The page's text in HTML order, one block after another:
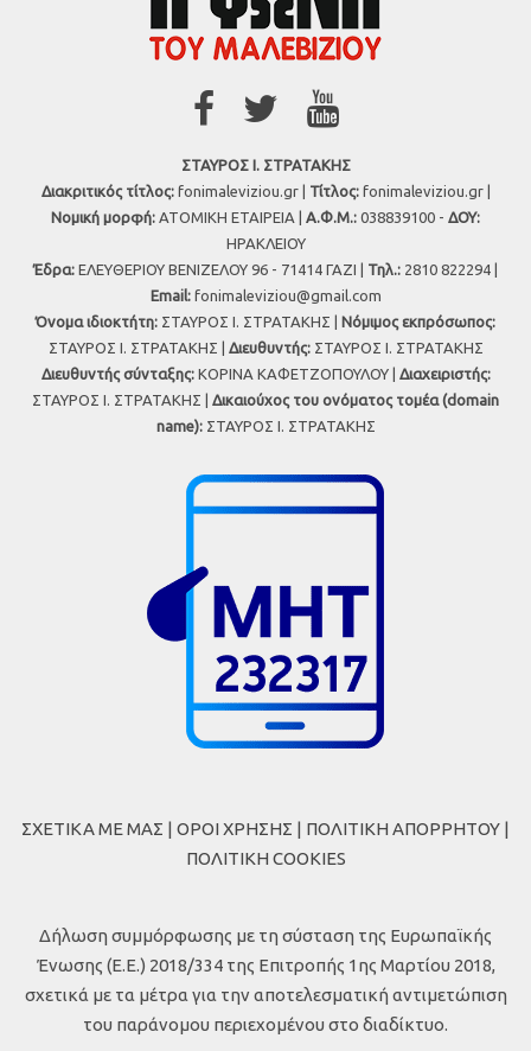
ΣΤΑΥΡΟΣ Ι. ΣΤΡΑΤΑΚΗΣ
Διακριτικός τίτλος:fonimaleviziou.gr | Τίτλος:fonimaleviziou.gr |
Νομική μορφή: ΑΤΟΜΙΚΗ ΕΤΑΙΡΕΙΑ | Α.Φ.Μ.: 038839100 - ΔΟΥ:
ΗΡΑΚΛΕΙΟΥ
Έδρα: ΕΛΕΥΘΕΡΙΟΥ ΒΕΝΙΖΕΛΟΥ 96 - 71414 ΓΑΖΙ | Τηλ.: 2810 822294 |
Εmail: fonimaleviziou@gmail.com
Όνομα ιδιοκτήτη: ΣΤΑΥΡΟΣ Ι. ΣΤΡΑΤΑΚΗΣ | Νόμιμος εκπρόσωπος:
ΣΤΑΥΡΟΣ Ι. ΣΤΡΑΤΑΚΗΣ | Διευθυντής:ΣΤΑΥΡΟΣ Ι. ΣΤΡΑΤΑΚΗΣ
Διευθυντής σύνταξης:ΚΟΡΙΝΑ ΚΑΦΕΤΖΟΠΟΥΛΟΥ | Διαχειριστής:
ΣΤΑΥΡΟΣ Ι. ΣΤΡΑΤΑΚΗΣ | Δικαιούχος του ονόματος τομέα (domain
name):ΣΤΑΥΡΟΣ Ι. ΣΤΡΑΤΑΚΗΣ
ΣΧΕΤΙΚΑ ΜΕ ΜΑΣ | ΟΡΟΙ ΧΡΗΣΗΣ | ΠΟΛΙΤΙΚΗ ΑΠΟΡΡΗΤΟΥ |
ΠΟΛΙΤΙΚΗ COOKIES
Δήλωση συμμόρφωσης με τη σύσταση της Ευρωπαϊκής
Ένωσης (Ε.Ε.) 2018/334 της Επιτροπής 1ης Μαρτίου 2018,
σχετικά με τα μέτρα για την αποτελεσματική αντιμετώπιση
του παράνομου περιεχομένου στο διαδίκτυο.